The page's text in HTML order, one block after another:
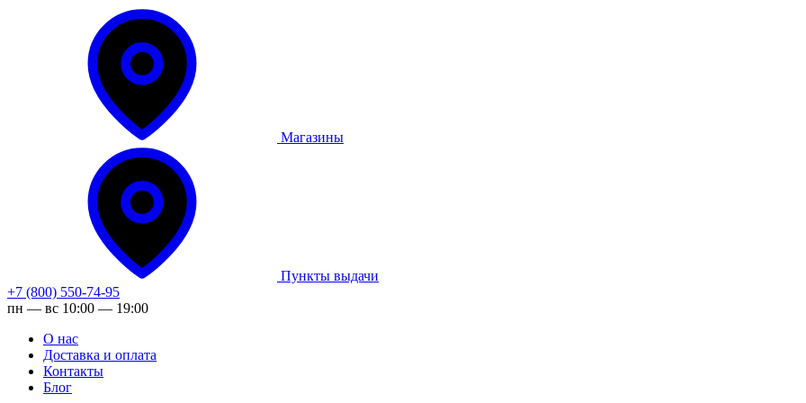
Магазины
Пункты выдачи
+7 (800) 550-74-95
пн — вс 10:00 — 19:00
О нас
Доставка и оплата
Контакты
Блог